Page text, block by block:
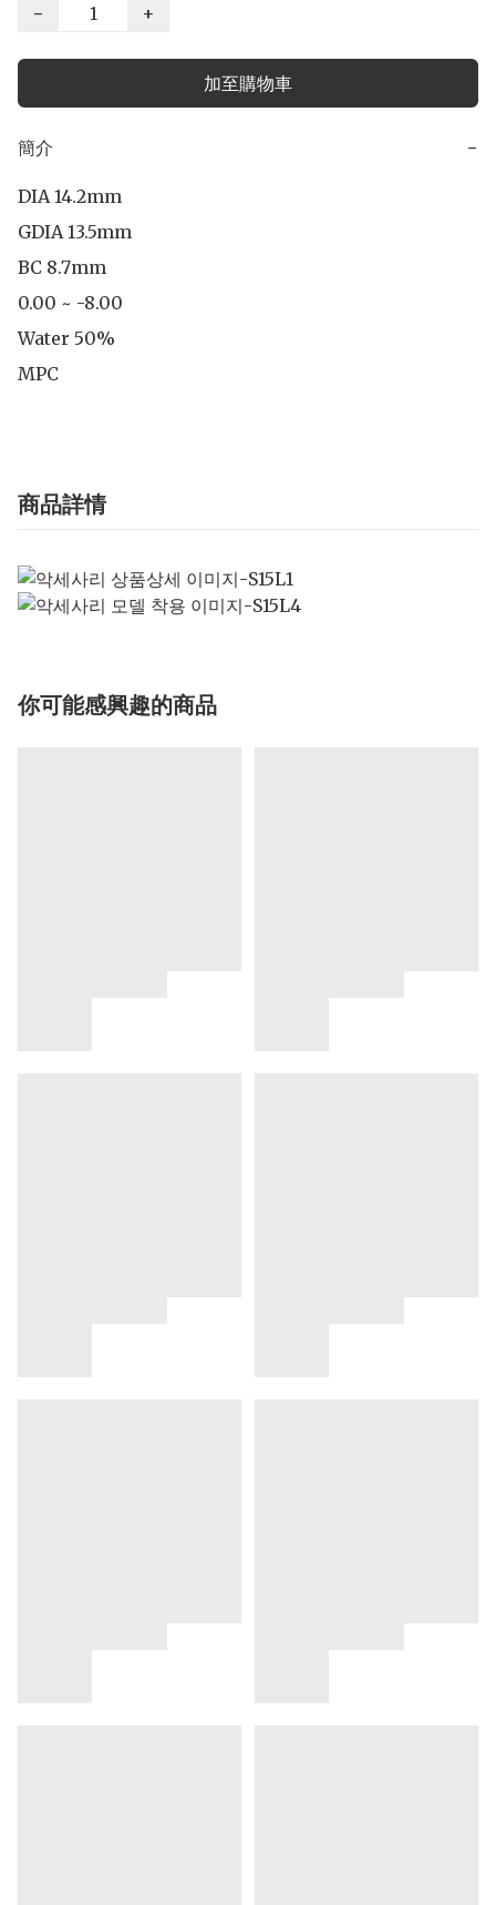
−
+
加至購物車
簡介 −
DIA 14.2mm
GDIA 13.5mm
BC 8.7mm
0.00 ~ -8.00
Water 50%
MPC
商品詳情
你可能感興趣的商品